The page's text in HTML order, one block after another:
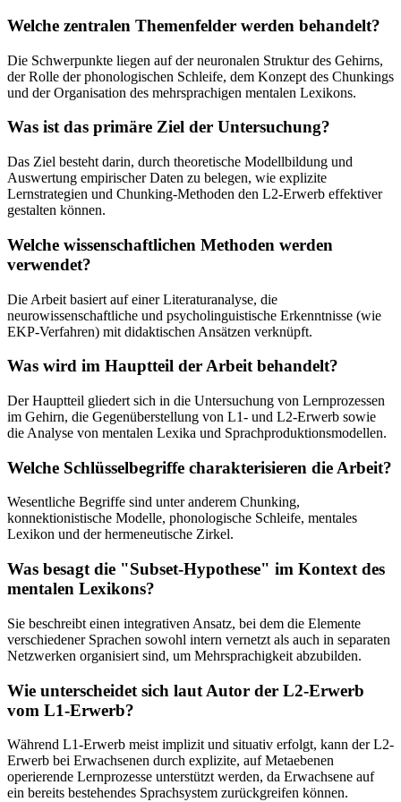
Welche zentralen Themenfelder werden behandelt?
Die Schwerpunkte liegen auf der neuronalen Struktur des Gehirns,
der Rolle der phonologischen Schleife, dem Konzept des Chunkings
und der Organisation des mehrsprachigen mentalen Lexikons.
Was ist das primäre Ziel der Untersuchung?
Das Ziel besteht darin, durch theoretische Modellbildung und
Auswertung empirischer Daten zu belegen, wie explizite
Lernstrategien und Chunking-Methoden den L2-Erwerb effektiver
gestalten können.
Welche wissenschaftlichen Methoden werden
verwendet?
Die Arbeit basiert auf einer Literaturanalyse, die
neurowissenschaftliche und psycholinguistische Erkenntnisse (wie
EKP-Verfahren) mit didaktischen Ansätzen verknüpft.
Was wird im Hauptteil der Arbeit behandelt?
Der Hauptteil gliedert sich in die Untersuchung von Lernprozessen
im Gehirn, die Gegenüberstellung von L1- und L2-Erwerb sowie
die Analyse von mentalen Lexika und Sprachproduktionsmodellen.
Welche Schlüsselbegriffe charakterisieren die Arbeit?
Wesentliche Begriffe sind unter anderem Chunking,
konnektionistische Modelle, phonologische Schleife, mentales
Lexikon und der hermeneutische Zirkel.
Was besagt die "Subset-Hypothese" im Kontext des
mentalen Lexikons?
Sie beschreibt einen integrativen Ansatz, bei dem die Elemente
verschiedener Sprachen sowohl intern vernetzt als auch in separaten
Netzwerken organisiert sind, um Mehrsprachigkeit abzubilden.
Wie unterscheidet sich laut Autor der L2-Erwerb
vom L1-Erwerb?
Während L1-Erwerb meist implizit und situativ erfolgt, kann der L2-
Erwerb bei Erwachsenen durch explizite, auf Metaebenen
operierende Lernprozesse unterstützt werden, da Erwachsene auf
ein bereits bestehendes Sprachsystem zurückgreifen können.